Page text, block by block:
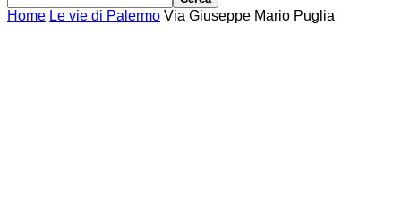
Home Le vie di Palermo Via Giuseppe Mario Puglia